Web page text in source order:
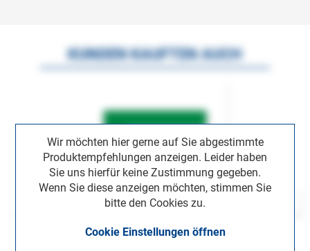
Wir möchten hier gerne auf Sie abgestimmte
Produktempfehlungen anzeigen. Leider haben
Sie uns hierfür keine Zustimmung gegeben.
Wenn Sie diese anzeigen möchten, stimmen Sie
bitte den Cookies zu.
Cookie Einstellungen öffnen
KUNDEN KAUFTEN AUCH